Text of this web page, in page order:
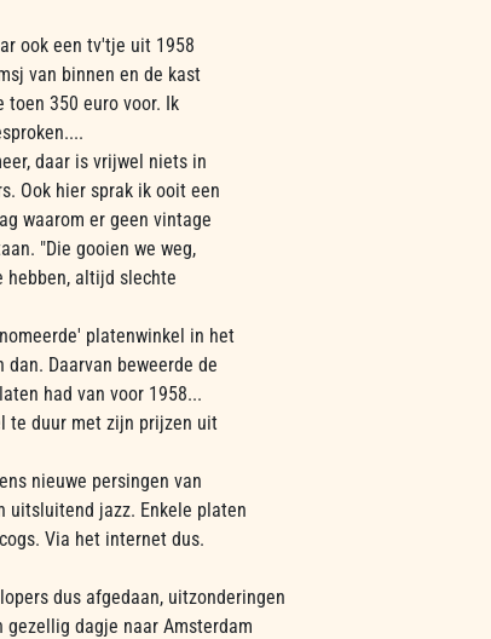
ook een tv'tje uit 1958
van binnen en de kast
toen 350 euro voor. Ik
daar is vrijwel niets in
Ook hier sprak ik ooit een
waarom er geen vintage
"Die gooien we weg,
hebben, altijd slechte
platenwinkel in het
Daarvan beweerde de
had van voor 1958...
te duur met zijn prijzen uit
nieuwe persingen van
uitsluitend jazz. Enkele platen
Via het internet dus.
dus afgedaan, uitzonderingen
gezellig dagje naar Amsterdam